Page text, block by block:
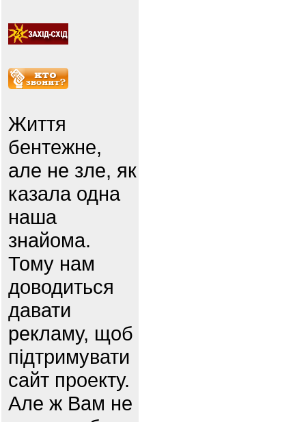
Життя
бентежне,
але не зле, як
казала одна
наша
знайома.
Тому нам
доводиться
давати
рекламу, щоб
підтримувати
сайт проекту.
Але ж Вам не